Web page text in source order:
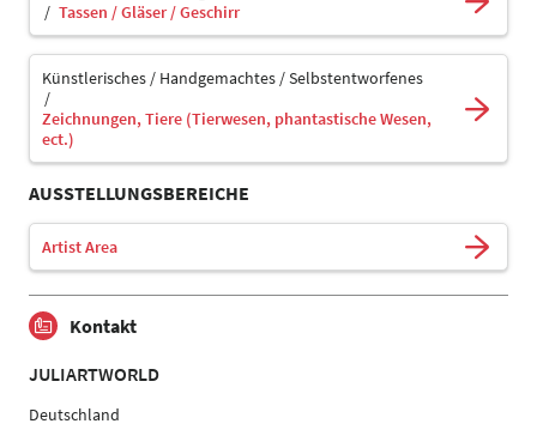
Tassen / Gläser / Geschirr
Künstlerisches / Handgemachtes / Selbstentworfenes
Zeichnungen, Tiere (Tierwesen, phantastische Wesen,
ect.)
AUSSTELLUNGSBEREICHE
Artist Area
Kontakt
JULIARTWORLD
Deutschland